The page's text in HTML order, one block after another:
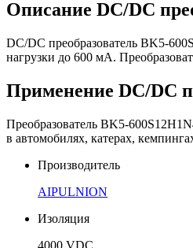
Описание DC/DC
DC/DC преобразователь BK5-
нагрузки до 600 мА.
Применение DC/DC
Преобразователь BK5-
в автомобилях, катерах,
Производитель
AIPULNION
Изоляция
4000 VDC